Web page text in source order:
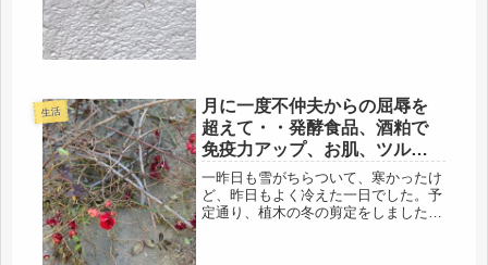
生活
月に一度不仲夫からの屈辱を
超えて・・発酵食品、酒粕で
免疫力アップ、お肌、ツルツ
ル。
一昨日も雪がちらついて、寒かったけ
ど、昨日もよく冷えた一日でした。予
定通り、植木の冬の剪定をしました。